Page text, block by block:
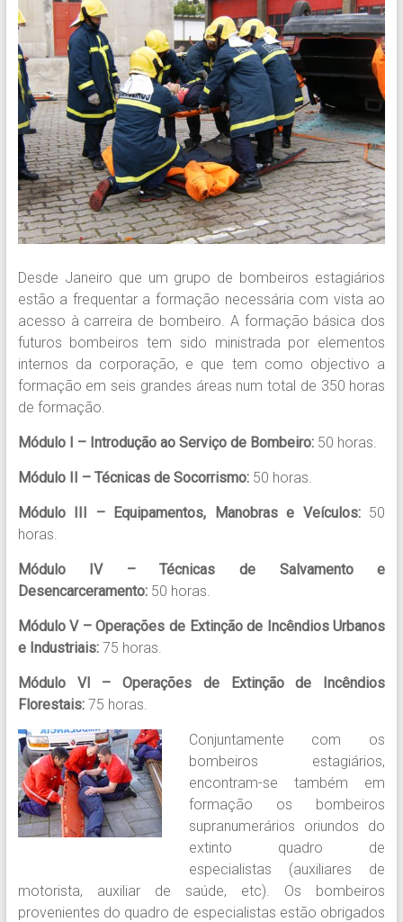
Desde Janeiro que um grupo de bombeiros estagiários
estão a frequentar a formação necessária com vista ao
acesso à carreira de bombeiro. A formação básica dos
futuros bombeiros tem sido ministrada por elementos
internos da corporação, e que tem como objectivo a
formação em seis grandes áreas num total de 350 horas
de formação.
Módulo I – Introdução ao Serviço de Bombeiro:50 horas.
Módulo II – Técnicas de Socorrismo:50 horas.
Módulo III – Equipamentos, Manobras e Veículos:50
horas.
Módulo IV – Técnicas de Salvamento e
Desencarceramento:50 horas.
Módulo V – Operações de Extinção de Incêndios Urbanos
e Industriais:75 horas.
Módulo VI – Operações de Extinção de Incêndios
Florestais:75 horas.
Conjuntamente com os
bombeiros estagiários,
encontram-se também em
formação os bombeiros
supranumerários oriundos do
extinto quadro de
especialistas (auxiliares de
motorista, auxiliar de saúde, etc). Os bombeiros
provenientes do quadro de especialistas estão obrigados